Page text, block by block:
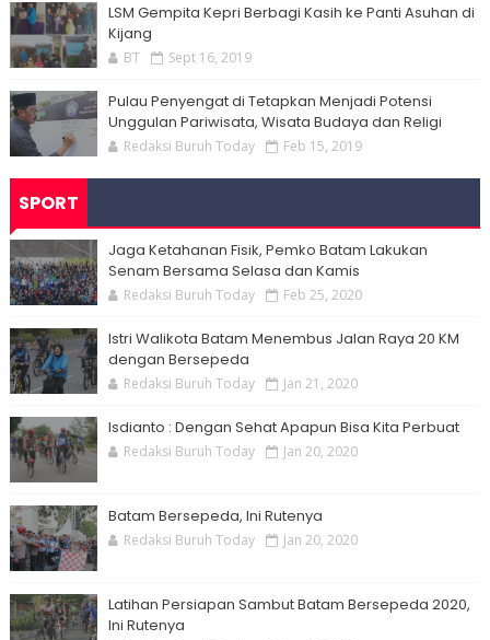
LSM Gempita Kepri Berbagi Kasih ke Panti Asuhan di
Kijang
BT Sept 16, 2019
Pulau Penyengat di Tetapkan Menjadi Potensi
Unggulan Pariwisata, Wisata Budaya dan Religi
Redaksi Buruh Today Feb 15, 2019
SPORT
Jaga Ketahanan Fisik, Pemko Batam Lakukan
Senam Bersama Selasa dan Kamis
Redaksi Buruh Today Feb 25, 2020
Istri Walikota Batam Menembus Jalan Raya 20 KM
dengan Bersepeda
Redaksi Buruh Today Jan 21, 2020
Isdianto : Dengan Sehat Apapun Bisa Kita Perbuat
Redaksi Buruh Today Jan 20, 2020
Batam Bersepeda, Ini Rutenya
Redaksi Buruh Today Jan 20, 2020
Latihan Persiapan Sambut Batam Bersepeda 2020,
Ini Rutenya